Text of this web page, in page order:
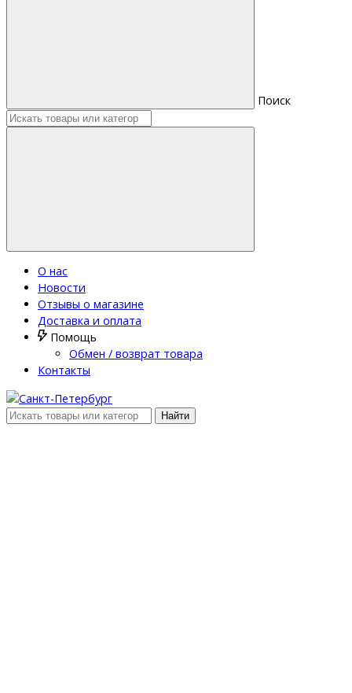
Поиск
О нас
Новости
Отзывы о магазине
Доставка и оплата
Помощь
Обмен / возврат товара
Контакты
Найти